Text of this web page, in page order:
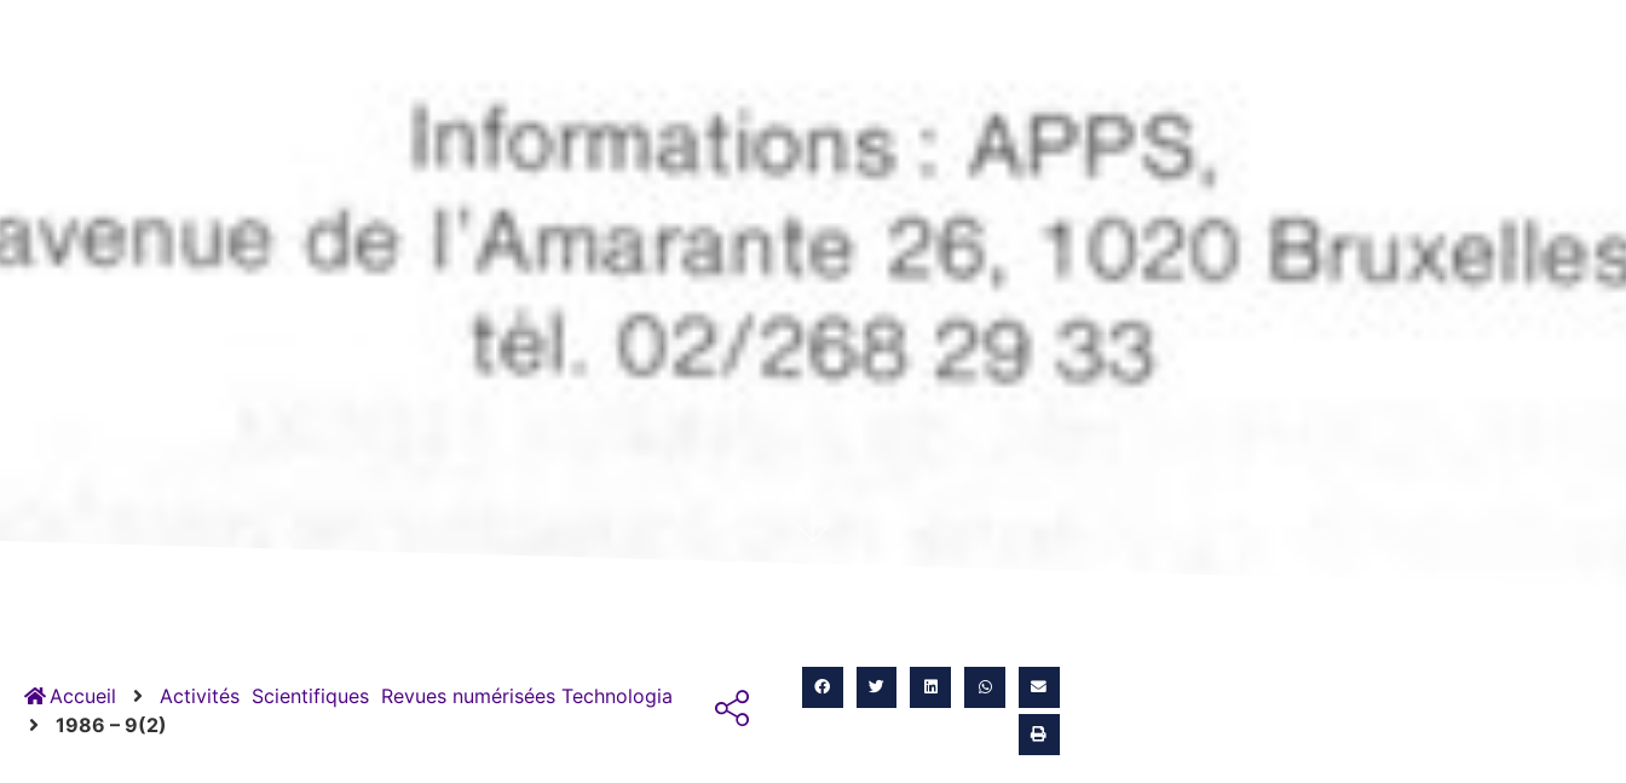
Accueil Activités Scientifiques Revues numérisées Technologia
1986 – 9(2)